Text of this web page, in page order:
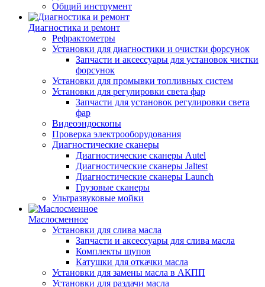
Общий инструмент
Диагностика и ремонт
Рефрактометры
Установки для диагностики и очистки форсунок
Запчасти и аксессуары для установок чистки
форсунок
Установки для промывки топливных систем
Установки для регулировки света фар
Запчасти для установок регулировки света
фар
Видеоэндоскопы
Проверка электрооборудования
Диагностические сканеры
Диагностические сканеры Autel
Диагностические сканеры Jaltest
Диагностические сканеры Launch
Грузовые сканеры
Ультразвуковые мойки
Маслосменное
Установки для слива масла
Запчасти и аксессуары для слива масла
Комплекты щупов
Катушки для откачки масла
Установки для замены масла в АКПП
Установки для раздачи масла